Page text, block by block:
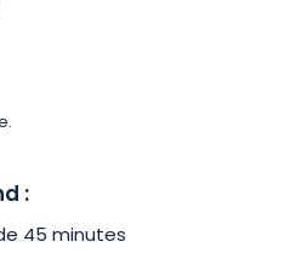
votre place pour le 17 juillet et
au cœur d’un patrimoine
:
45 minutes